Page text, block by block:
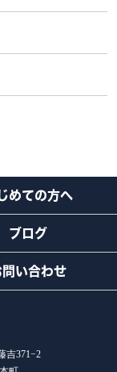
めての方へ
ブログ
問い合わせ
吉371−2